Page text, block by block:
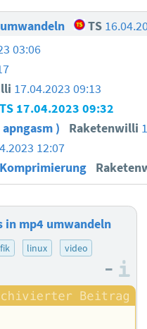
TS
03:06
17.04.2023 09:13
17.04.2023 09:32
) Raketenwilli
12:07
in mp4 umwandeln
linux video
–